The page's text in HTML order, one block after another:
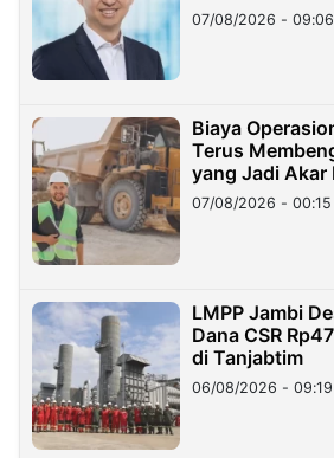
Hilangnya
Miliar
07/08/2026 - 09:06
Biaya
Terus
yang Jadi Akar
07/08/2026 - 00:15
LMPP Jambi
Dana CSR
di Tanjabtim
06/08/2026 - 09:19